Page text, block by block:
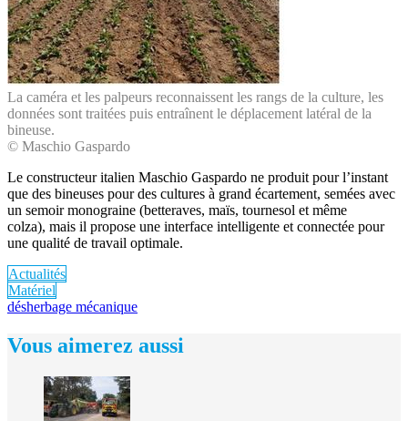
La caméra et les palpeurs reconnaissent les rangs de la culture, les
données sont traitées puis entraînent le déplacement latéral de la
bineuse.
© Maschio Gaspardo
Le constructeur italien Maschio Gaspardo ne produit pour l’instant
que des bineuses pour des cultures à grand écartement, semées avec
un semoir monograine (betteraves, maïs, tournesol et même
colza), mais il propose une interface intelligente et connectée pour
une qualité de travail optimale.
Actualités
Matériel
désherbage mécanique
Vous aimerez aussi